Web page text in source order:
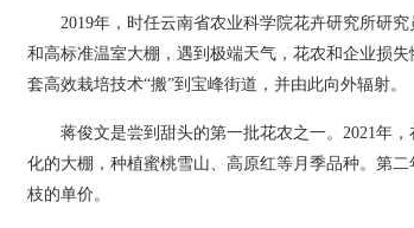
2019年，时任云南省农业科学院花卉研究所研
和高标准温室大棚，遇到极端天气，花农和企业损
套高效栽培技术“搬”到宝峰街道，并由此向外辐射。
蒋俊文是尝到甜头的第一批花农之一。2021年
化的大棚，种植蜜桃雪山、高原红等月季品种。第
枝的单价。